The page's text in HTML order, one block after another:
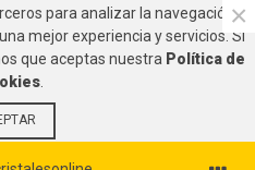
para analizar la navegación en
mejor experiencia y servicios. Si
que aceptas nuestra Política de
×